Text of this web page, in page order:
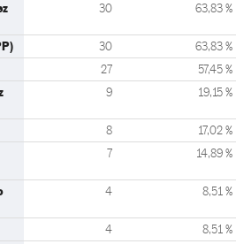
30 63,83 %
30 63,83 %
27 57,45 %
9 19,15 %
8 17,02 %
7 14,89 %
4 8,51 %
4 8,51 %